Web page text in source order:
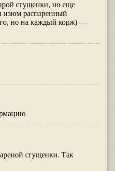
сгущенки, но еще
изюм распаренный
но на каждый корж) —
сгущенки. Так